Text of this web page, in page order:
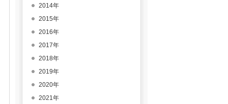
2014年
2015年
2016年
2017年
2018年
2019年
2020年
2021年